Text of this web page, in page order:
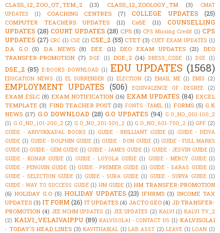
CLASS_12_ZOO_OT_TEM_2
(13) CLASS_12_ZOOLOGY_TM (3)
CMAT
UPDATES
(1) COACHING CENTRES (7) COLLEGE UPDATES (25)
COMPUTER TEACHERS UPDATES (11) CoSE (11)
COUNSELLING
UPDATES (28) COURT UPDATES (28) CPS (5) CPS Missing Credit (1) CPS
UPDATES (27) CRC (1) CSE (2) CSE_2 (55) CTET (3) CUET EXAM UPDATES (1)
D.A G.O (5) D.A NEWS (8) DEE (11) DEO EXAM UPDATES (21)
DEO
TRANSFER-PROMOTION (7) DGE (1) DGE_2 (14) DRESS_CODE (1) DSE (1)
DSE_2 (85) E-BOOKS DOWNLOAD (1) EDU UPDATES (1568)
EDUCATION NEWS (1) EL SURRENDER (1) ELECTION (2) EMAIL ME (1) EMIS (2)
EMPLOYMENT UPDATES (506) EQUIVALENCE OF DEGREE (2)
EXAM ESLC (8) EXAM NOTIFICATION (16) EXAM UPDATES (84) EXCEL
TEMPLATE (3) FIND TEACHER POST (10) FONTS -TAMIL (1) FORMS (5) G.K
NEWS (17) G.O DOWNLOAD (28) G.O UPDATES (94) G.O_NO_001-100_2
(1) G.O_NO_101-200_2 (2) G.O_NO_201-300_2 (1) G.O_NO_601-700_2 (1) GPF (2)
GUIDE - ARIVUKKADAL BOOKS (1) GUIDE - BRILLIANT GUIDE (1) GUIDE - DEIVA
GUIDE (1) GUIDE - DOLPHIN GUIDE (1) GUIDE - DON GUIDE (1) GUIDE - FULL MARKS
GUIDE (1) GUIDE - GEM GUIDE (1) GUIDE - JAMES GUIDE (1) GUIDE - JESVIN GUIDE (1)
GUIDE - KONAR GUIDE (1) GUIDE - LOYOLA GUIDE (1) GUIDE - MERCY GUIDE (1)
GUIDE - PENGUIN GUIDE (1) GUIDE - PREMIER GUIDE (1) GUIDE - SARAS GUIDE (1)
GUIDE - SELECTION GUIDE (1) GUIDE - SURA GUIDE (1) GUIDE - SURYA GUIDE (1)
GUIDE - WAY TO SUCCESS GUIDE (1) HM GUIDE (1) HM TRANSFER-PROMOTION
(6) HOLIDAY G.O (5) HOLIDAY UPDATES (23) IFHRMS (3) INCOME TAX
UPDATES (3) IT FORM (26) IT UPDATES (4) JACTO GEO (4) JD TRANSFER-
PROMOTION (4) JEE NCHM UPDATES (1) JEE UPDATES (2) KALVI (1) KALVI TV_2
(2) KALVI_VELAIVAIPPU (89) KALVISOLAI - CONTACT US (1) KALVISOLAI
- TODAY'S HEAD LINES (3) KAVITHAIKAL (1) LAB ASST (2) LEAVE (1) LOAN (1)